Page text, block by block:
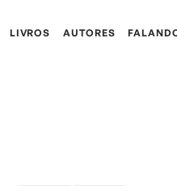
LIVROS AUTORES